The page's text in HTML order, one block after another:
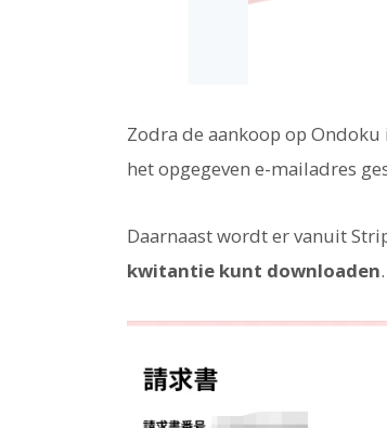
Zodra de aankoop op
het opgegeven e-mailadres
Daarnaast wordt er vanuit
kwitantie kunt downloaden